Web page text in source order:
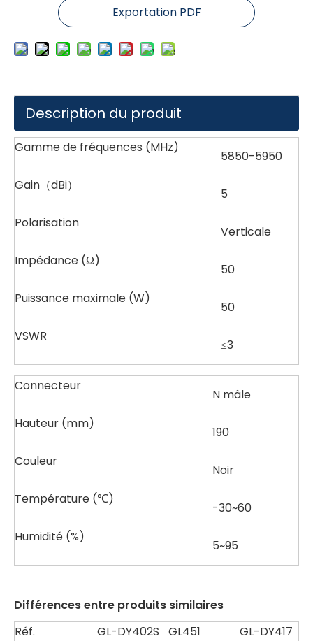
Exportation PDF
Description du produit
Gamme de fréquences (MHz)
5850-5950
Gain（dBi）
5
Polarisation
Verticale
Impédance (Ω)
50
Puissance maximale (W)
50
VSWR
≤3
Connecteur
N mâle
Hauteur (mm)
190
Couleur
Noir
Température (℃)
-30~60
Humidité (%)
5~95
Différences entre produits similaires
Réf.
GL-DY402S GL451
GL-DY417